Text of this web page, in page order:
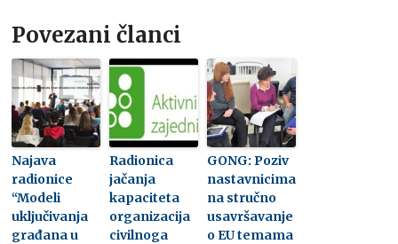
Povezani članci
Najava
radionice
“Modeli
uključivanja
građana u
Radionica
jačanja
kapaciteta
organizacija
civilnoga
GONG: Poziv
nastavnicima
na stručno
usavršavanje
o EU temama